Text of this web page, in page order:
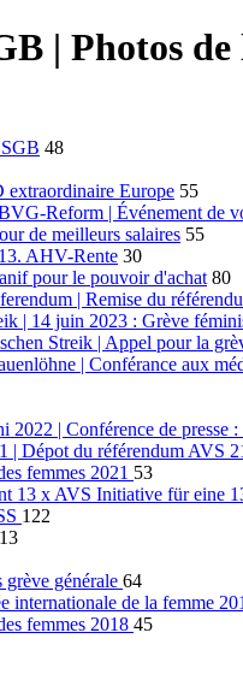
| Photos
48
Europe 55
Reform | Événement de
de meilleurs salaires 55
AHV-Rente 30
pour le pouvoir d'achat 80
| Remise du
| 14 juin 2023 : Grève
Streik | Appel pour la
| Conférance aux
| Conférence de presse
Dépot du référendum AVS
femmes 2021 53
13 x AVS Initiative für eine
122
13
grève générale 64
internationale de la femme
femmes 2018 45